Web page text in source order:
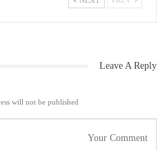
ہوتے ہوئے آگے بڑھنے،مجتمع ہو کر غور
انہوں نے کہا کہ الیکشن اور اس کے
نہیں ہے ۔ رضوان الرحمن خان نے
Leave A Reply
will not be published.